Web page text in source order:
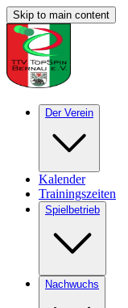
Skip to main content
Der Verein
Kalender
Trainingszeiten
Spielbetrieb
Nachwuchs